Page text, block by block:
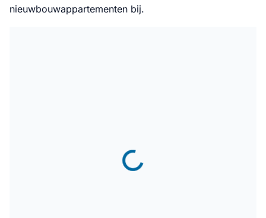
nieuwbouwappartementen bij.